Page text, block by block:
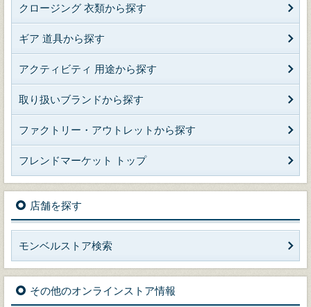
クロージング 衣類から探す
ギア 道具から探す
アクティビティ 用途から探す
取り扱いブランドから探す
ファクトリー・アウトレットから探す
フレンドマーケット トップ
店舗を探す
モンベルストア検索
その他のオンラインストア情報